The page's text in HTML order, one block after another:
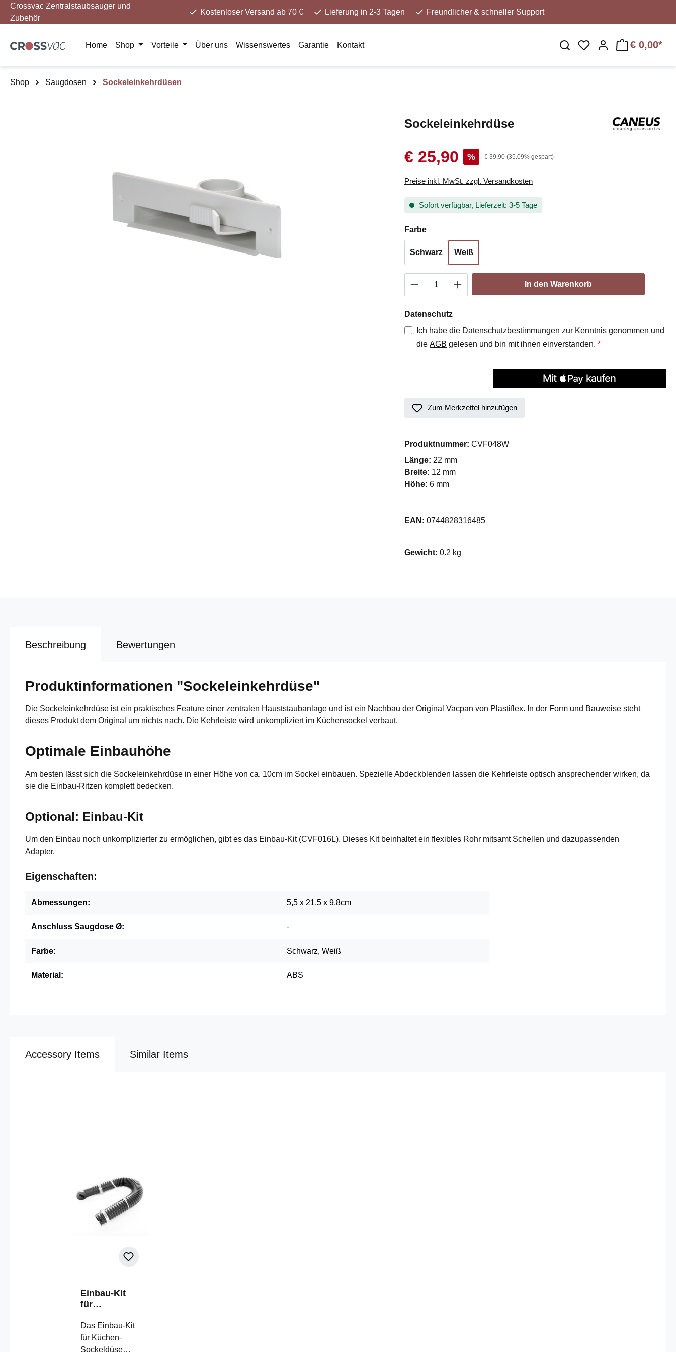
Hauptinhalt springen
Zur Suche springen
Zur Hauptnavigation springen
Crossvac Zentralstaubsauger und
Zubehör
Kostenloser Versand ab 70 € Lieferung in 2-3 Tagen Freundlicher & schneller Support
Home Shop Vorteile Über uns Wissenswertes Garantie Kontakt Du hast 0 Produkte
€ 0,00*
Shop Saugdosen Sockeleinkehrdüsen
Sockeleinkehrdüse
€ 25,90 % € 39,90 (35.09% gespart)
Preise inkl. MwSt. zzgl. Versandkosten
Sofort verfügbar, Lieferzeit: 3-5 Tage
Farbeauswählen
Schwarz Weiß
Produkt Anzahl: Gib den gewünschten Wert ein
In den Warenkorb
Datenschutz
Ich habe die Datenschutzbestimmungen zur Kenntnis genommen und
die AGB gelesen und bin mit ihnen einverstanden. *
Zum Merkzettel hinzufügen
Produktnummer: CVF048W
Länge: 22 mm
Breite: 12 mm
Höhe: 6 mm
EAN: 0744828316485
Gewicht: 0.2 kg
Beschreibung Bewertungen
Produktinformationen "Sockeleinkehrdüse"
Die Sockeleinkehrdüse ist ein praktisches Feature einer zentralen Hauststaubanlage und ist ein Nachbau der Original Vacpan von Plastiflex. In der Form und Bauweise steht
dieses Produkt dem Original um nichts nach. Die Kehrleiste wird unkompliziert im Küchensockel verbaut.
Optimale Einbauhöhe
Am besten lässt sich die Sockeleinkehrdüse in einer Höhe von ca. 10cm im Sockel einbauen. Spezielle Abdeckblenden lassen die Kehrleiste optisch ansprechender wirken, da
sie die Einbau-Ritzen komplett bedecken.
Optional: Einbau-Kit
Um den Einbau noch unkomplizierter zu ermöglichen, gibt es das Einbau-Kit (CVF016L). Dieses Kit beinhaltet ein flexibles Rohr mitsamt Schellen und dazupassenden
Adapter.
Eigenschaften:
Abmessungen: 5,5 x 21,5 x 9,8cm
Anschluss Saugdose Ø: -
Farbe: Schwarz, Weiß
Material: ABS
Accessory Items Similar Items
Einbau-Kit
für
rdüse
Das Einbau-Kit
für Küchen-
Sockeldüse